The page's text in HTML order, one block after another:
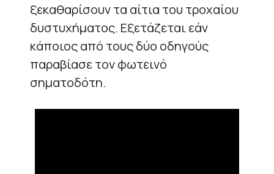
ξεκαθαρίσουν τα αίτια του τροχαίου
δυστυχήματος. Εξετάζεται εάν
κάποιος από τους δύο οδηγούς
παραβίασε τον φωτεινό
σηματοδότη.